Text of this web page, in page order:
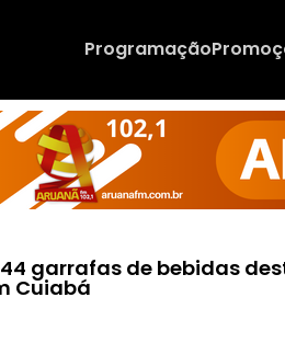
Programação
garrafas de bebidas
Cuiabá